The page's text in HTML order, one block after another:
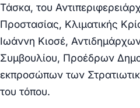
Τάσκα, του
Προστασίας, Κλιματικής
Ιωάννη Κιοσέ,
Συμβουλίου, Προέδρων
εκπροσώπων των
του τόπου.